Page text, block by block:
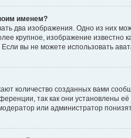
именем?
два изображения. Одно из них
крупное, изображение известно
Если вы не можете использовать
количество созданных вами
так как они установлены
или администратор